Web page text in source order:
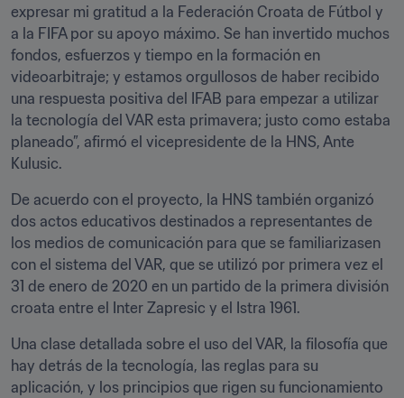
expresar mi gratitud a la Federación Croata de Fútbol y
a la FIFA por su apoyo máximo. Se han invertido muchos
fondos, esfuerzos y tiempo en la formación en
videoarbitraje; y estamos orgullosos de haber recibido
una respuesta positiva del IFAB para empezar a utilizar
la tecnología del VAR esta primavera; justo como estaba
planeado”, afirmó el vicepresidente de la HNS, Ante
Kulusic.
De acuerdo con el proyecto, la HNS también organizó
dos actos educativos destinados a representantes de
los medios de comunicación para que se familiarizasen
con el sistema del VAR, que se utilizó por primera vez el
31 de enero de 2020 en un partido de la primera división
croata entre el Inter Zapresic y el Istra 1961.
Una clase detallada sobre el uso del VAR, la filosofía que
hay detrás de la tecnología, las reglas para su
aplicación, y los principios que rigen su funcionamiento